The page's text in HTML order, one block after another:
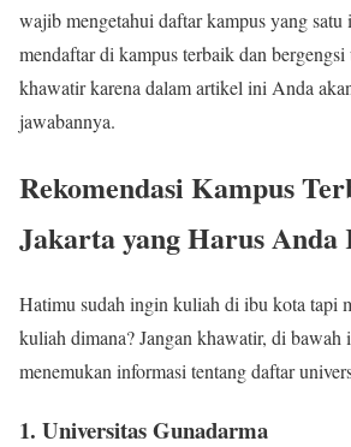
wajib mengetahui daftar kampus yang
mendaftar di kampus terbaik dan bergengsi
khawatir karena dalam artikel ini Anda
jawabannya.
Rekomendasi Kampus
Jakarta yang Harus Anda
Hatimu sudah ingin kuliah di ibu kota tapi
kuliah dimana? Jangan khawatir, di bawah
menemukan informasi tentang daftar
1. Universitas Gunadarma